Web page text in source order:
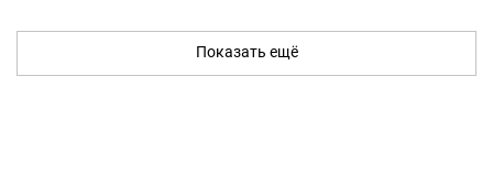
Показать ещё